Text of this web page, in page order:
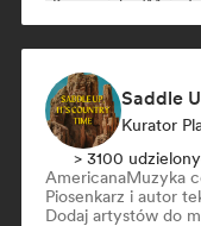
Kurator
> 3100
AmericanaMuzyka
Piosenkarz i autor
Dodaj artystów do